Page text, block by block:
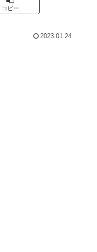
コピー
2023.01.24